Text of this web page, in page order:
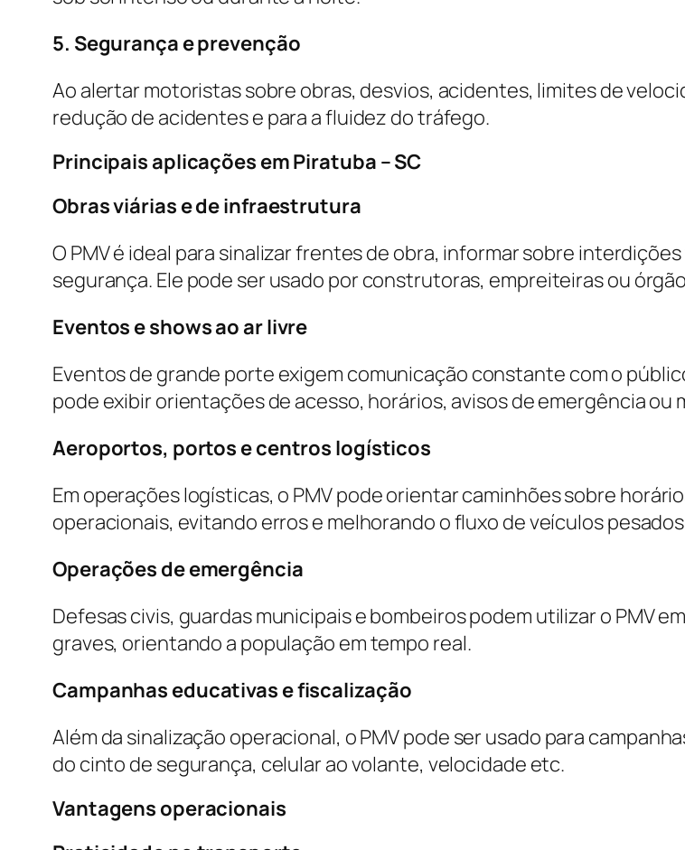
5. Segurança e prevenção
Ao alertar motoristas sobre obras, desvios, acidentes, limites de
redução de acidentes e para a fluidez do tráfego.
Principais aplicações em Piratuba – SC
Obras viárias e de infraestrutura
O PMV é ideal para sinalizar frentes de obra, informar sobre
segurança. Ele pode ser usado por construtoras, empreiteiras ou
Eventos e shows ao ar livre
Eventos de grande porte exigem comunicação constante com o
pode exibir orientações de acesso, horários, avisos de emergência
Aeroportos, portos e centros logísticos
Em operações logísticas, o PMV pode orientar caminhões sobre
operacionais, evitando erros e melhorando o fluxo de veículos
Operações de emergência
Defesas civis, guardas municipais e bombeiros podem utilizar o PMV
graves, orientando a população em tempo real.
Campanhas educativas e fiscalização
Além da sinalização operacional, o PMV pode ser usado para
do cinto de segurança, celular ao volante, velocidade etc.
Vantagens operacionais